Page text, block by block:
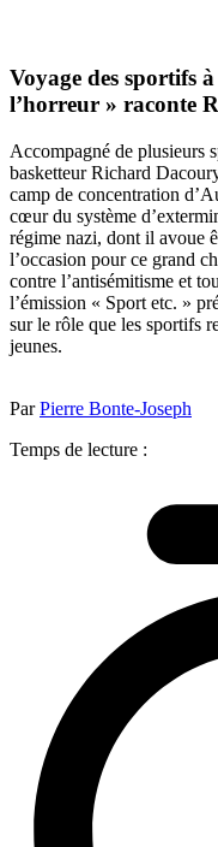
Voyage des sportifs
l’horreur » raconte
Accompagné de plusieurs
basketteur Richard
camp de concentration
cœur du système
régime nazi, dont il avoue
l’occasion pour ce grand
contre l’antisémitisme et
l’émission « Sport etc. »
sur le rôle que les sportifs
jeunes.
ParPierre Bonte-Joseph
Temps de lecture :